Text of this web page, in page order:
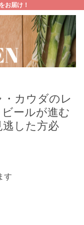
お届け！
・カウダのレ
ールが進む
した方必
す